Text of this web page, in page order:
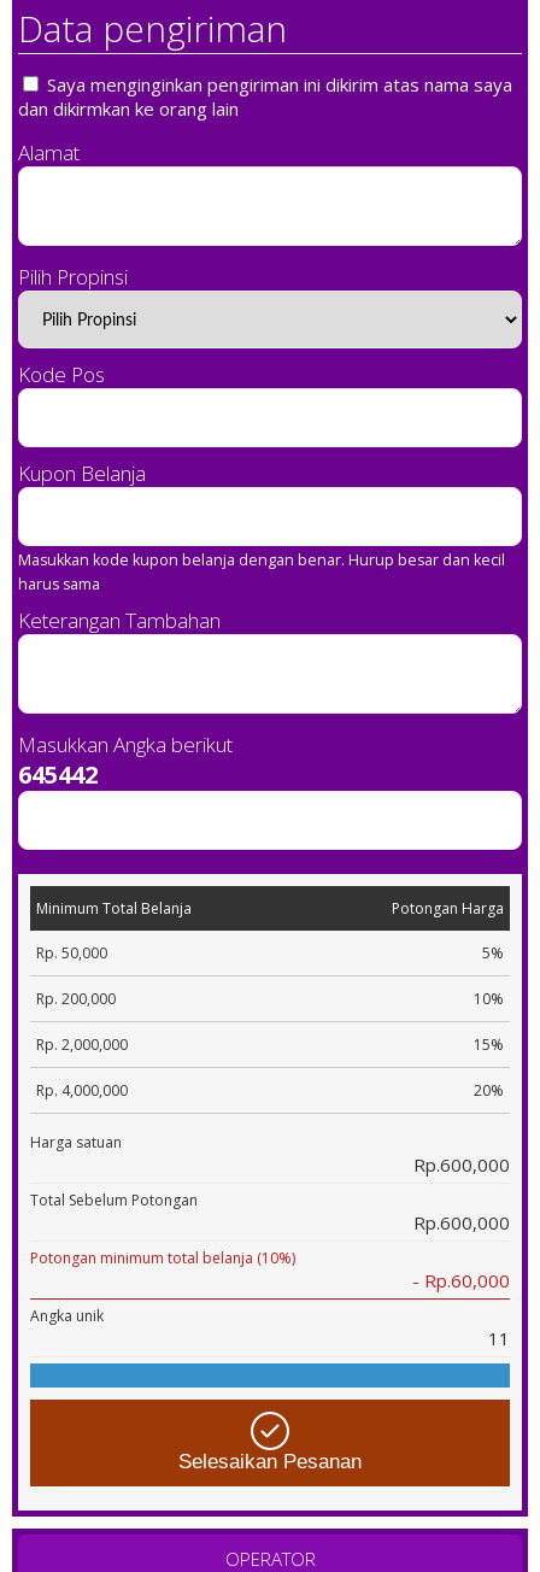
OPERATOR
Data pengiriman
Saya menginginkan pengiriman ini dikirim atas nama saya
dan dikirmkan ke orang lain
Alamat
Pilih Propinsi
Kode Pos
Kupon Belanja
Masukkan kode kupon belanja dengan benar. Hurup besar dan kecil
harus sama
Keterangan Tambahan
Masukkan Angka berikut
645442
Minimum Total Belanja Potongan Harga
Rp. 50,000 5%
Rp. 200,000 10%
Rp. 2,000,000 15%
Rp. 4,000,000 20%
Harga satuan
Rp.600,000
Total Sebelum Potongan
Rp.600,000
Potongan minimum total belanja (10%)
- Rp.60,000
Angka unik
11
Selesaikan Pesanan